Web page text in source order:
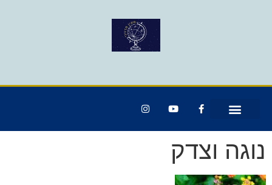
נוגה וצדק